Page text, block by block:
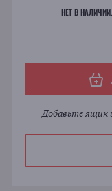
НЕТ В
Добавьте ящик